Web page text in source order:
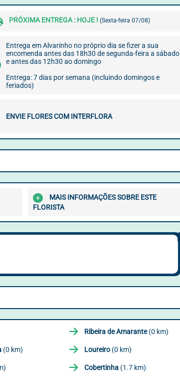
PRÓXIMA ENTREGA : HOJE ! (Sexta-feira 07/08)
Entrega em Alvarinho no próprio dia se fizer a sua
encomenda antes das 18h30 de segunda-feira a sábado
e antes das 12h30 ao domingo
Entrega: 7 dias por semana (incluindo domingos e
feriados)
ENVIE FLORES COM INTERFLORA
MAIS INFORMAÇÕES SOBRE ESTE
FLORISTA
Ribeira de Amarante(0 km)
(0 km) Loureiro(0 km)
Cobertinha(1.7 km)